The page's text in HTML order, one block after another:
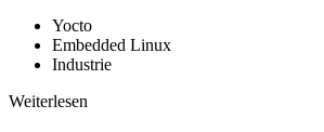
Yocto
Embedded Linux
Industrie
Weiterlesen